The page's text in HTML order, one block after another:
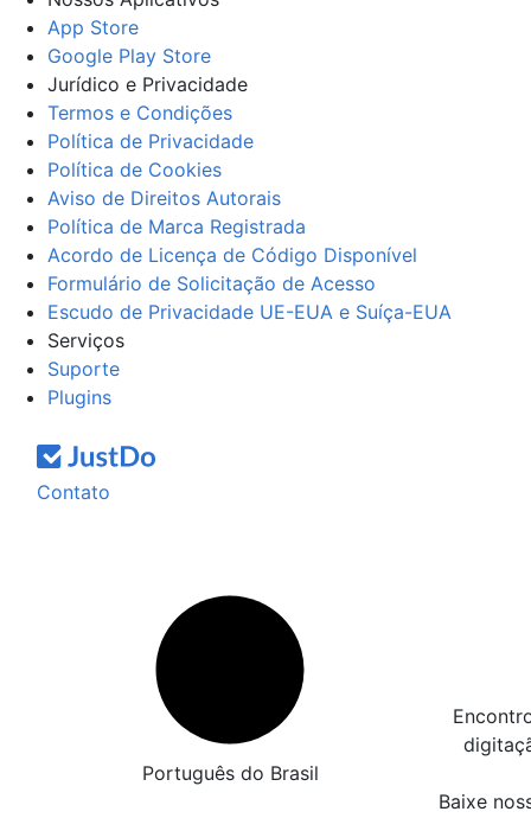
App Store
Google Play Store
Jurídico e Privacidade
Termos e Condições
Política de Privacidade
Política de Cookies
Aviso de Direitos Autorais
Política de Marca Registrada
Acordo de Licença de Código Disponível
Formulário de Solicitação de Acesso
Escudo de Privacidade UE-EUA e Suíça-EUA
Serviços
Suporte
Plugins
Contato
Português do Brasil
Baixe